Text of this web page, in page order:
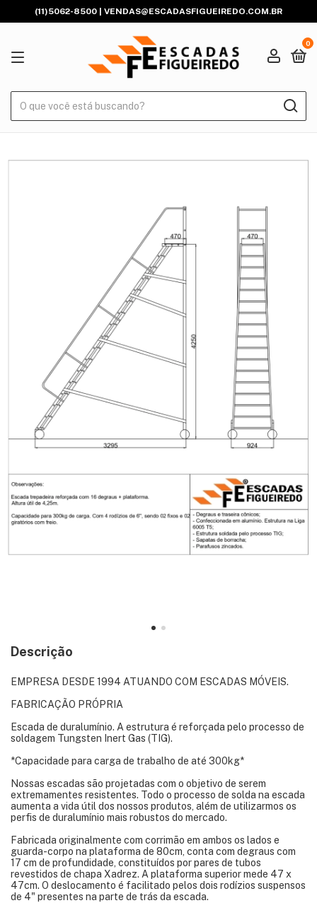
(11)5062-8500 | VENDAS@ESCADASFIGUEIREDO.COM.BR
0
Descrição
EMPRESA DESDE 1994 ATUANDO COM ESCADAS MÓVEIS.
FABRICAÇÃO PRÓPRIA
Escada de duralumínio. A estrutura é reforçada pelo processo de
soldagem Tungsten Inert Gas (TIG).
*Capacidade para carga de trabalho de até 300kg*
Nossas escadas são projetadas com o objetivo de serem
extremamentes resistentes. Todo o processo de solda na escada
aumenta a vida útil dos nossos produtos, além de utilizarmos os
perfis de duralumínio mais robustos do mercado.
Fabricada originalmente com corrimão em ambos os lados e
guarda-corpo na plataforma de 80cm, conta com degraus com
17 cm de profundidade, constituídos por pares de tubos
revestidos de chapa Xadrez. A plataforma superior mede 47 x
47cm. O deslocamento é facilitado pelos dois rodízios suspensos
de 4" presentes na parte de trás da escada.